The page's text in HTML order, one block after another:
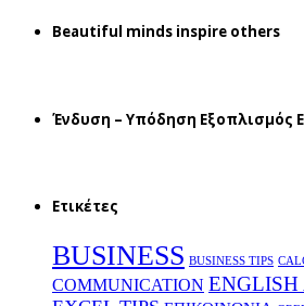
Beautiful minds inspire others
Ένδυση – Υπόδηση Εξοπλισμός
Ετικέτες
BUSINESS BUSINESS TIPS
COMMUNICATION ENGLISH